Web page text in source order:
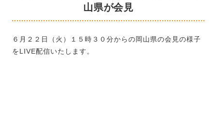
山県が会見
６月２２日（火）１５時３０分からの岡山県の会見の様子
をLIVE配信いたします。